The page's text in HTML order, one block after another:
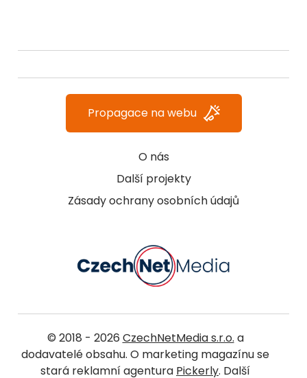
O nás
Další projekty
Zásady ochrany osobních údajů
Propagace na webu
© 2018 - 2026 CzechNetMedia s.r.o. a
dodavatelé obsahu. O marketing magazínu se
stará reklamní agentura Pickerly. Další